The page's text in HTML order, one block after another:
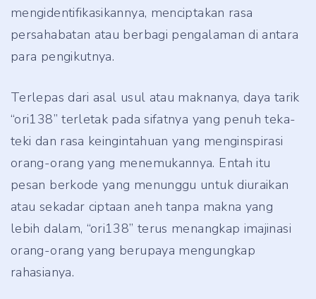
mengidentifikasikannya, menciptakan rasa
persahabatan atau berbagi pengalaman di antara
para pengikutnya.
Terlepas dari asal usul atau maknanya, daya tarik
“ori138” terletak pada sifatnya yang penuh teka-
teki dan rasa keingintahuan yang menginspirasi
orang-orang yang menemukannya. Entah itu
pesan berkode yang menunggu untuk diuraikan
atau sekadar ciptaan aneh tanpa makna yang
lebih dalam, “ori138” terus menangkap imajinasi
orang-orang yang berupaya mengungkap
rahasianya.